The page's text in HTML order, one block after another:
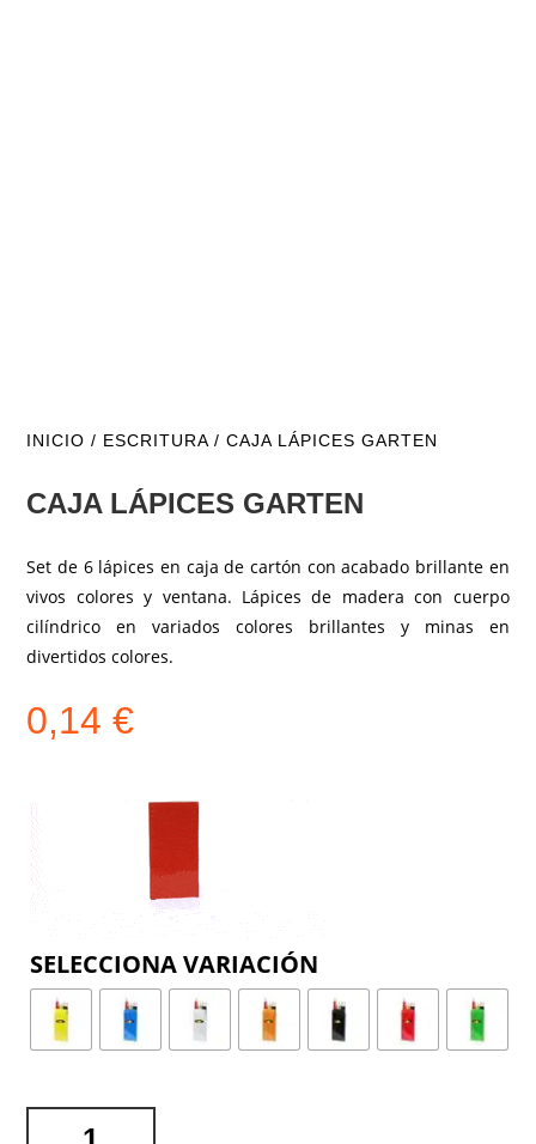
INICIO / ESCRITURA/ CAJA LÁPICES GARTEN
CAJA LÁPICES GARTEN
Set de 6 lápices en caja de cartón con acabado brillante en
vivos colores y ventana. Lápices de madera con cuerpo
cilíndrico en variados colores brillantes y minas en
divertidos colores.
0,14€